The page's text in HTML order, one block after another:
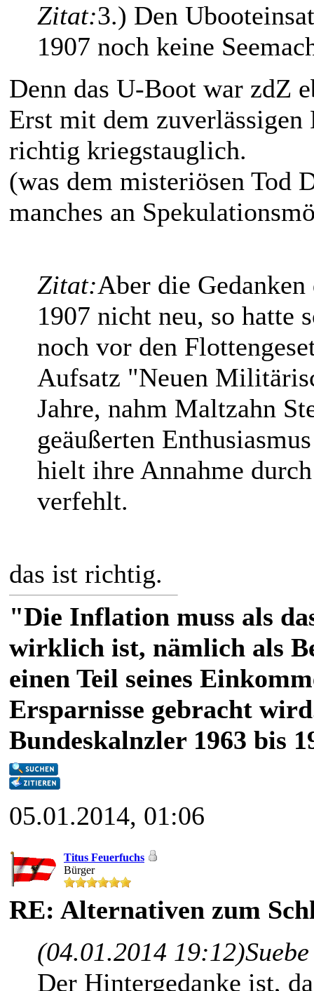
Zitat:3.) Den
1907 noch keine
Denn das U-Boot war zdZ
Erst mit dem
richtig kriegstauglich.
(was dem misteriösen Tod
manches an
Zitat:Aber die
1907 nicht neu, so hatte
noch vor den
Aufsatz "Neuen
Jahre, nahm Maltzahn
geäußerten
hielt ihre Annahme
verfehlt.
das ist richtig.
"Die Inflation muss als
wirklich ist, nämlich als
einen Teil seines
Ersparnisse gebracht
Bundeskalnzler 1963 bis
05.01.2014, 01:06
Titus Feuerfuchs
Bürger
RE: Alternativen zum
(04.01.2014 19:12)
Der Hintergedanke ist,